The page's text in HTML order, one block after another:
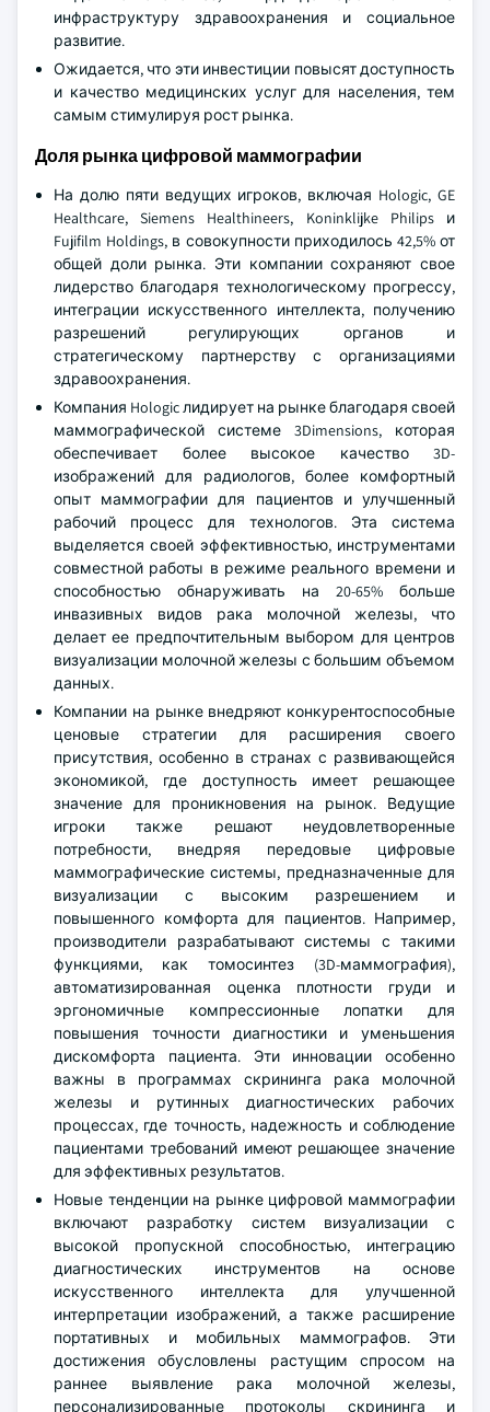
учреждения. Эта инициатива направлена на
обеспечение оптимального ухода за людьми,
страдающими раком молочной железы в стране.
По данным Министерства здравоохранения
Саудовской Аравии, в 2023 году правительство
выделило около 50,4 млрд долларов США на
инфраструктуру здравоохранения и социальное
развитие.
Ожидается, что эти инвестиции повысят доступность
и качество медицинских услуг для населения, тем
самым стимулируя рост рынка.
Доля рынка цифровой маммографии
На долю пяти ведущих игроков, включая Hologic, GE
Healthcare, Siemens Healthineers, Koninklijke Philips и
Fujifilm Holdings, в совокупности приходилось 42,5% от
лидерство благодаря технологическому прогрессу,
интеграции искусственного интеллекта, получению
разрешений регулирующих органов и
стратегическому партнерству с организациями
здравоохранения.
Компания Hologic лидирует на рынке благодаря своей
маммографической системе 3Dimensions, которая
обеспечивает более высокое качество 3D-
изображений для радиологов, более комфортный
опыт маммографии для пациентов и улучшенный
рабочий процесс для технологов. Эта система
выделяется своей эффективностью, инструментами
способностью обнаруживать на 20-65% больше
инвазивных видов рака молочной железы, что
делает ее предпочтительным выбором для центров
визуализации молочной железы с большим объемом
данных.
Компании на рынке внедряют конкурентоспособные
ценовые стратегии для расширения своего
присутствия, особенно в странах с развивающейся
экономикой, где доступность имеет решающее
значение для проникновения на рынок. Ведущие
игроки также решают неудовлетворенные
потребности, внедряя передовые цифровые
маммографические системы, предназначенные для
визуализации с высоким разрешением и
повышенного комфорта для пациентов. Например,
производители разрабатывают системы с такими
функциями, как томосинтез (3D-маммография),
автоматизированная оценка плотности груди и
эргономичные компрессионные лопатки для
повышения точности диагностики и уменьшения
важны в программах скрининга рака молочной
железы и рутинных диагностических рабочих
процессах, где точность, надежность и соблюдение
пациентами требований имеют решающее значение
для эффективных результатов.
Новые тенденции на рынке цифровой маммографии
включают разработку систем визуализации с
высокой пропускной способностью, интеграцию
диагностических инструментов на основе